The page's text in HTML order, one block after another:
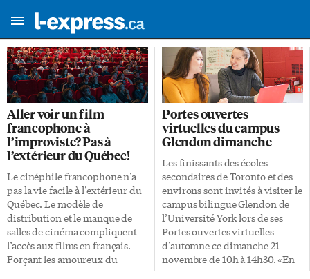
Aller voir un film
francophone à
l’improviste? Pas à
l’extérieur du Québec!
Le cinéphile francophone n’a
pas la vie facile à l’extérieur du
Québec. Le modèle de
distribution et le manque de
salles de cinéma compliquent
l’accès aux films en français.
Forçant les amoureux du
Portes ouvertes
virtuelles du campus
Glendon dimanche
Les finissants des écoles
secondaires de Toronto et des
environs sont invités à visiter le
campus bilingue Glendon de
l’Université York lors de ses
Portes ouvertes virtuelles
d’automne ce dimanche 21
novembre de 10h à 14h30. «En